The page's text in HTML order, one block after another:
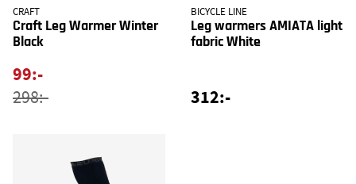
CRAFT
Craft Leg Warmer Winter
Black
99:-
298:-
BICYCLE LINE
Leg warmers AMIATA light
fabric White
312:-